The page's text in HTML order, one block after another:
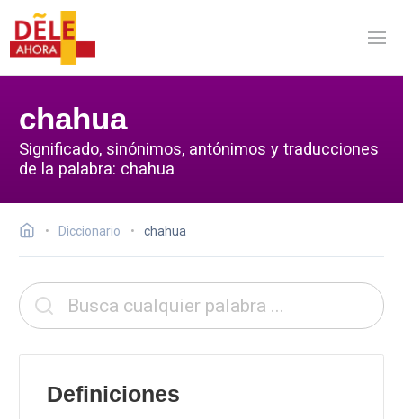
chahua
Significado, sinónimos, antónimos y traducciones
de la palabra: chahua
Diccionario chahua
Definiciones